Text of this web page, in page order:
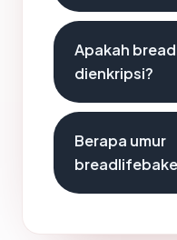
Apakah
dienkripsi?
Berapa umur